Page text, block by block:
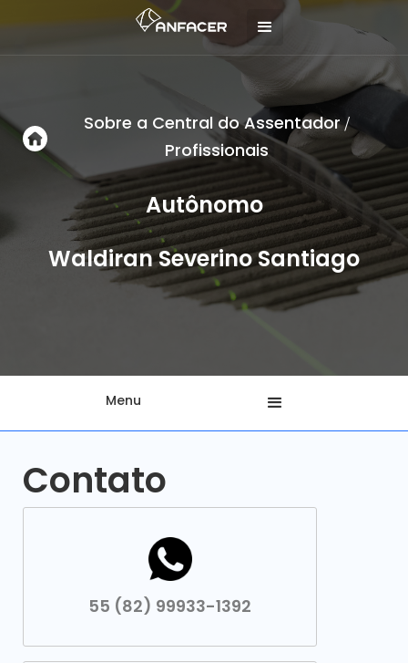
Sobre a Central do Assentador/
Profissionais
Autônomo
Waldiran Severino Santiago
Menu
Contato
55 (82) 99933-1392